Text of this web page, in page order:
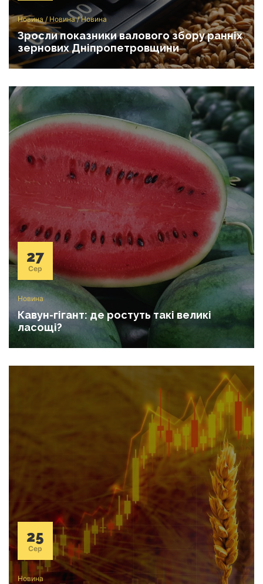
Новина/ Новина/Новина
Зросли показники валового збору ранніх
зернових Дніпропетровщини
27
Сер
Новина
Кавун-гігант: де ростуть такі великі
ласощі?
25
Сер
Новина